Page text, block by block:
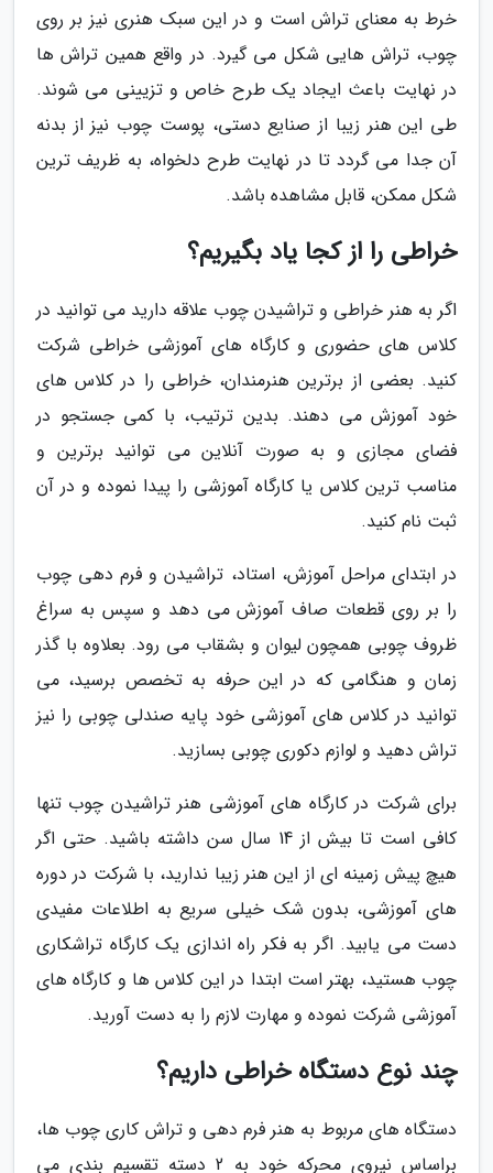
خرط به معنای تراش است و در این سبک هنری نیز بر روی
چوب، تراش هایی شکل می گیرد. در واقع همین تراش ها
در نهایت باعث ایجاد یک طرح خاص و تزیینی می شوند.
طی این هنر زیبا از صنایع دستی، پوست چوب نیز از بدنه
آن جدا می گردد تا در نهایت طرح دلخواه، به ظریف ترین
شکل ممکن، قابل مشاهده باشد.
خراطی را از کجا یاد بگیریم؟
اگر به هنر خراطی و تراشیدن چوب علاقه دارید می توانید در
کلاس های حضوری و کارگاه های آموزشی خراطی شرکت
کنید. بعضی از برترین هنرمندان، خراطی را در کلاس های
خود آموزش می دهند. بدین ترتیب، با کمی جستجو در
فضای مجازی و به صورت آنلاین می توانید برترین و
مناسب ترین کلاس یا کارگاه آموزشی را پیدا نموده و در آن
ثبت نام کنید.
در ابتدای مراحل آموزش، استاد، تراشیدن و فرم دهی چوب
را بر روی قطعات صاف آموزش می دهد و سپس به سراغ
ظروف چوبی همچون لیوان و بشقاب می رود. بعلاوه با گذر
زمان و هنگامی که در این حرفه به تخصص برسید، می
توانید در کلاس های آموزشی خود پایه صندلی چوبی را نیز
تراش دهید و لوازم دکوری چوبی بسازید.
برای شرکت در کارگاه های آموزشی هنر تراشیدن چوب تنها
کافی است تا بیش از 14 سال سن داشته باشید. حتی اگر
هیچ پیش زمینه ای از این هنر زیبا ندارید، با شرکت در دوره
های آموزشی، بدون شک خیلی سریع به اطلاعات مفیدی
دست می یابید. اگر به فکر راه اندازی یک کارگاه تراشکاری
چوب هستید، بهتر است ابتدا در این کلاس ها و کارگاه های
آموزشی شرکت نموده و مهارت لازم را به دست آورید.
چند نوع دستگاه خراطی داریم؟
دستگاه های مربوط به هنر فرم دهی و تراش کاری چوب ها،
براساس نیروی محرکه خود به 2 دسته تقسیم بندی می